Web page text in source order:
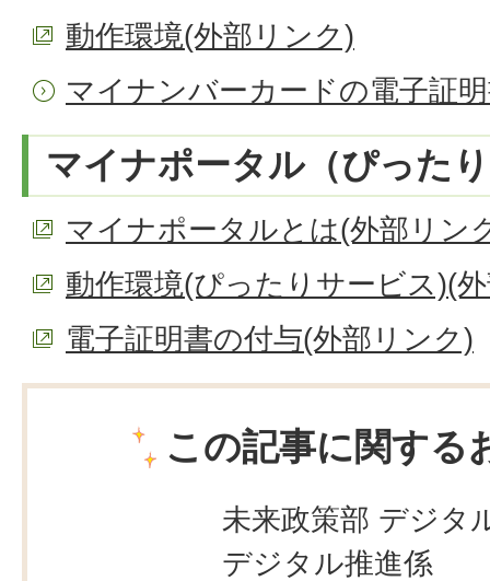
動作環境(外部リンク)
マイナンバーカードの電子証
マイナポータル（ぴった
マイナポータルとは(外部リン
動作環境(ぴったりサービス)(
電子証明書の付与(外部リンク)
この記事に関する
未来政策部 デジタ
デジタル推進係